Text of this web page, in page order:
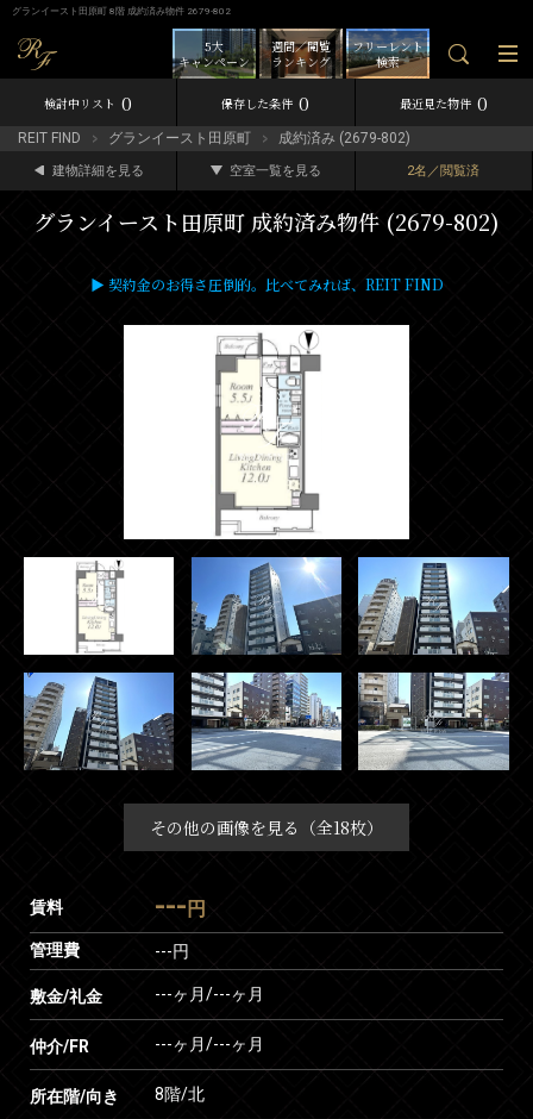
グランイースト田原町 8階 成約済み物件 2679-802
フリーレント
検索
週間／閲覧
ランキング
5大
キャンペーン
検討中リスト 0 保存した条件 0 最近見た物件 0
REIT FIND グランイースト田原町 成約済み (2679-802)
建物詳細を見る 空室一覧を見る 2名／閲覧済
グランイースト田原町 成約済み物件 (2679-802)
▶ 契約金のお得さ圧倒的。比べてみれば、REIT FIND
その他の画像を見る（全18枚）
賃料 --- 円
管理費 ---円
敷金/礼金 ---ヶ月/---ヶ月
仲介/FR ---ヶ月/---ヶ月
所在階/向き 8階/北